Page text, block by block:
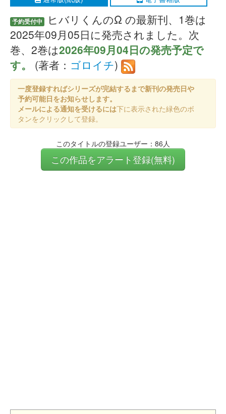
予約受付中
ヒバリくんのΩ の最新刊、1巻は
2025年09月05日に発売されました。次
巻、2巻は2026年09月04日の発売予定で
す。
(著者： ゴロイチ)
一度登録すればシリーズが完結するまで新刊の発売日や
予約可能日をお知らせします。
メールによる通知を受けるには下に表示された緑色のボ
タンをクリックして登録。
このタイトルの登録ユーザー：86人
この作品をアラート登録(無料)